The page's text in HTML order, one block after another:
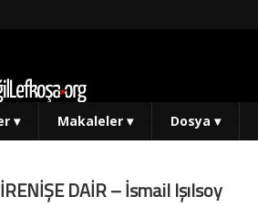
▾ Makaleler ▾ Dosya ▾
DAİR – İsmail Işılsoy